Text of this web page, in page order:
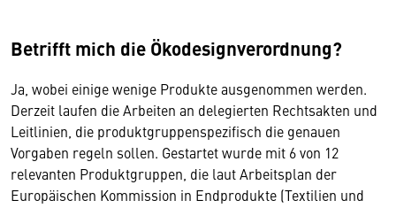
Betrifft mich die Ökodesignverordnung?
Ja, wobei einige wenige Produkte ausgenommen werden.
Derzeit laufen die Arbeiten an delegierten Rechtsakten und
Leitlinien, die produktgruppenspezifisch die genauen
Vorgaben regeln sollen. Gestartet wurde mit 6 von 12
relevanten Produktgruppen, die laut Arbeitsplan der
Europäischen Kommission in Endprodukte (Textilien und